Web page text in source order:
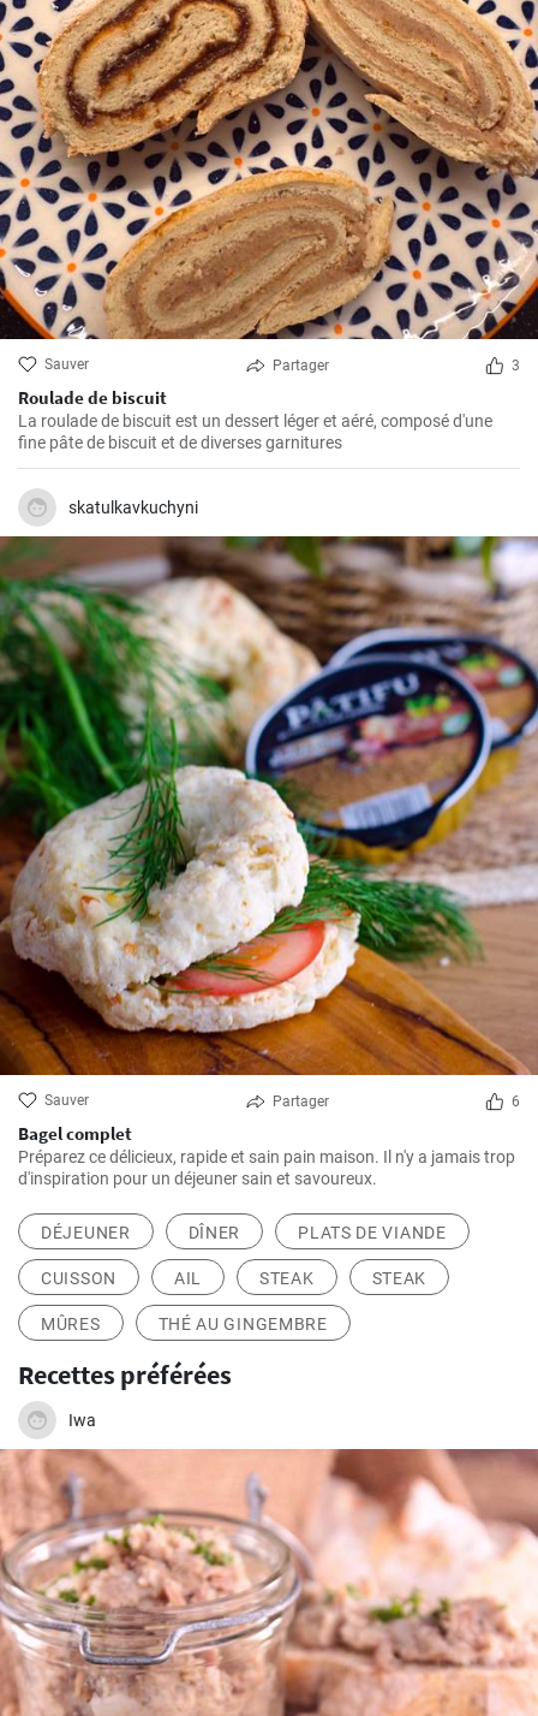
Sauver Partager 3
Roulade de biscuit
La roulade de biscuit est un dessert léger et aéré, composé d'une
fine pâte de biscuit et de diverses garnitures
skatulkavkuchyni
Sauver Partager 6
Bagel complet
Préparez ce délicieux, rapide et sain pain maison. Il n'y a jamais trop
d'inspiration pour un déjeuner sain et savoureux.
DÉJEUNER DÎNER PLATS DE VIANDE
CUISSON AIL STEAK STEAK
MÛRES THÉ AU GINGEMBRE
Recettes préférées
Iwa